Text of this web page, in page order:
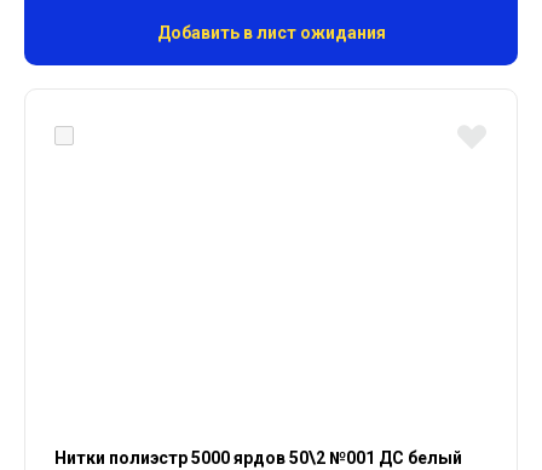
Добавить в лист ожидания
Нитки полиэстр 5000 ярдов 50\2 №001 ДС белый